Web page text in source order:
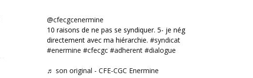
@cfecgcenermine
10 raisons de ne pas se syndiquer. 5- je négocie
directement avec ma hiérarchie. #syndicat
#enermine #cfecgc #adherent #dialogue
♬ son original - CFE-CGC Enermine